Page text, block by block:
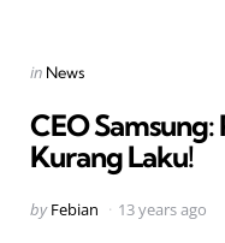
Categories
Posted
in News
CEO
Kurang Laku!
Posted
by Febian 13 years ago